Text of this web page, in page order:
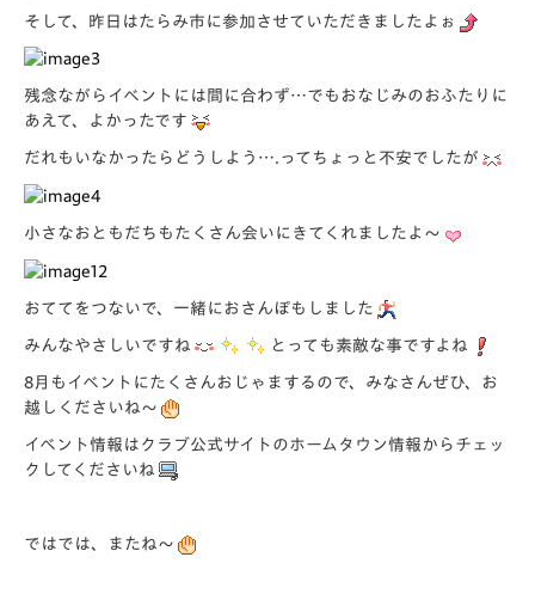
そして、昨日はたらみ市に参加させていただきましたよぉ
残念ながらイベントには間に合わず…でもおなじみのおふたりに
あえて、よかったです
だれもいなかったらどうしよう….ってちょっと不安でしたが
小さなおともだちもたくさん会いにきてくれましたよ～
おててをつないで、一緒におさんぽもしました
みんなやさしいですね とっても素敵な事ですよね
8月もイベントにたくさんおじゃまするので、みなさんぜひ、お
越しくださいね～
イベント情報はクラブ公式サイトのホームタウン情報からチェッ
クしてくださいね
ではでは、またね～